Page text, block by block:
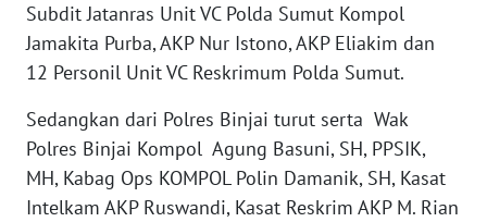
Subdit Jatanras Unit VC Polda Sumut Kompol
Jamakita Purba, AKP Nur Istono, AKP Eliakim dan
12 Personil Unit VC Reskrimum Polda Sumut.
Sedangkan dari Polres Binjai turut serta Wak
Polres Binjai Kompol Agung Basuni, SH, PPSIK,
MH, Kabag Ops KOMPOL Polin Damanik, SH, Kasat
Intelkam AKP Ruswandi, Kasat Reskrim AKP M. Rian
JATENG
WN
WN
JOGJA